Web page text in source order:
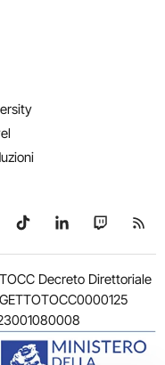
WhatsApp
su Telegram
Seguici su TikTok
Seguici su
Seguici
Decreto Direttoriale